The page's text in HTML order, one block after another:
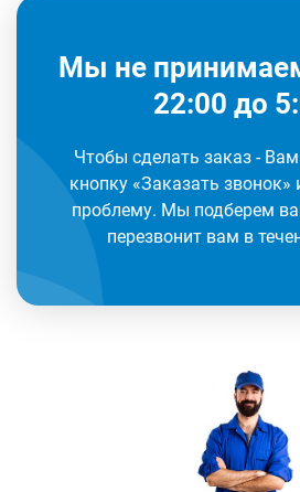
Мы не
22:00 до
Чтобы сделать заказ -
кнопку «Заказать
проблему. Мы подберем
перезвонит вам в